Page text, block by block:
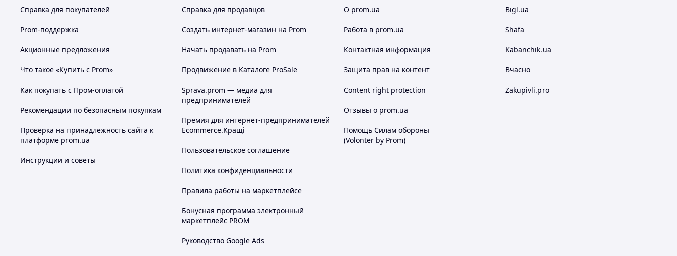
Справка для покупателей
Prom-поддержка
Акционные предложения
Что такое «Купить с Prom»
Как покупать с Пром-оплатой
Рекомендации по безопасным покупкам
Проверка на принадлежность сайта к
платформе prom.ua
Инструкции и советы
Справка для продавцов
Создать интернет-магазин на Prom
Начать продавать на Prom
Продвижение в Каталоге ProSale
Sprava.prom — медиа для
предпринимателей
Премия для интернет-предпринимателей
Ecommerce.Кращі
Пользовательское соглашение
Политика конфиденциальности
Правила работы на маркетплейсе
Бонусная программа электронный
маркетплейс PROM
Руководство Google Ads
О prom.ua
Работа в prom.ua
Контактная информация
Защита прав на контент
Content right protection
Отзывы о prom.ua
Помощь Силам обороны
(Volonter by Prom)
Bigl.ua
Shafa
Kabanchik.ua
Вчасно
Zakupivli.pro